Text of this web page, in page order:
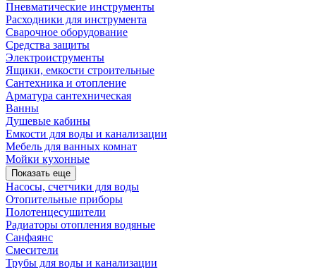
Пневматические инструменты
Расходники для инструмента
Сварочное оборудование
Средства защиты
Электроиструменты
Ящики, емкости строительные
Сантехника и отопление
Арматура сантехническая
Ванны
Душевые кабины
Емкости для воды и канализации
Мебель для ванных комнат
Мойки кухонные
Показать еще
Насосы, счетчики для воды
Отопительные приборы
Полотенцесушители
Радиаторы отопления водяные
Санфаянс
Смесители
Трубы для воды и канализации